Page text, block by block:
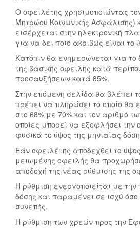
Ο οφειλέτης χρησιμοποιώντας
Μητρώου Κοινωνικής Ασφάλισης)
εισέρχεται στην ηλεκτρονική
για να δει ποιο ακριβώς είναι το
Κατόπιν θα ενημερώνεται για το
της βασικής οφειλής κατά
προσαυξήσεων κατά 85%.
Στην επόμενη σελίδα θα βλέπει
πρέπει να πληρώσει το οποίο θα
στο 68% με 70% και τον αριθμό
οποίες μπορεί να εξοφλήσει την
φυσικά το ύψος της μηνιαίας
Εάν οφειλέτης αποδεχθεί το
μειωμένης οφειλής θα
αποδοχή της νέας ρύθμισης της
Η ρύθμιση ενεργοποιείται με
δόσης και παραμένει σε ισχύ όσο
συνεπής.
Η ρύθμιση των χρεών προς την